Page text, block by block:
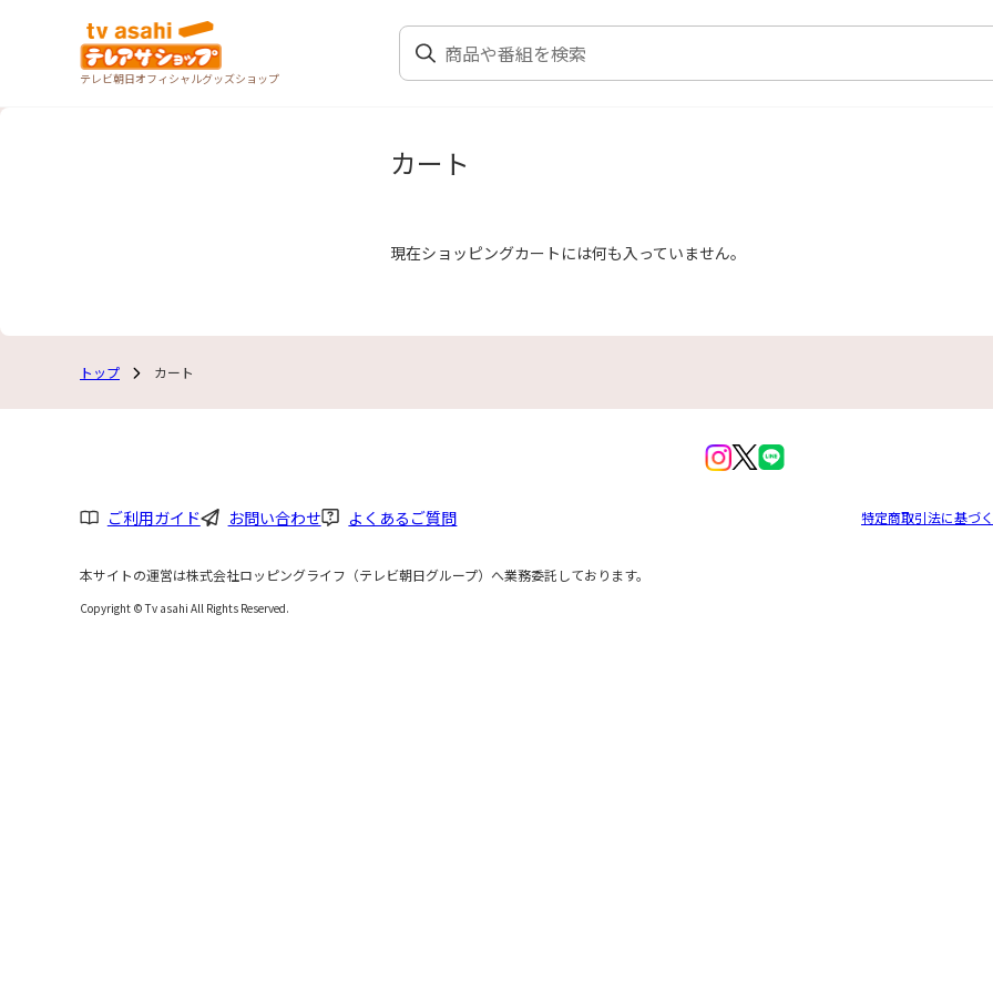
テレビ朝日オフィシャルグッズショップ
カート
現在ショッピングカートには何も入っていません。
トップ カート
ご利用ガイド お問い合わせ よくあるご質問 特定商取引法に基づ
本サイトの運営は株式会社ロッピングライフ（テレビ朝日グループ）へ業務委託しております。
Copyright © Tv asahi All Rights Reserved.